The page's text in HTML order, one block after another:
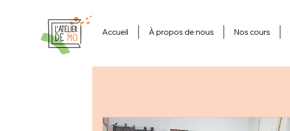
Accueil À propos de nous Nos cours